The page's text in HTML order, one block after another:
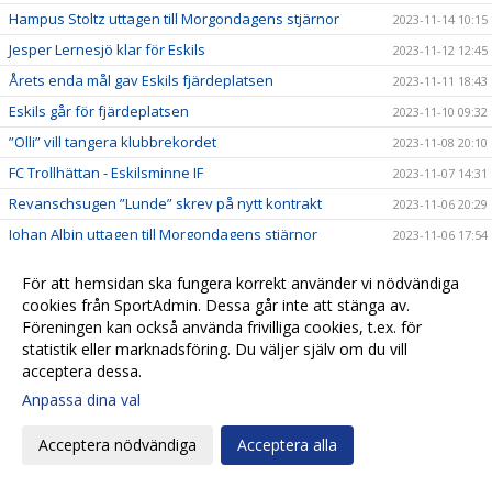
Hampus Stoltz uttagen till Morgondagens stjärnor 2023-11-14 10:15
Jesper Lernesjö klar för Eskils 2023-11-12 12:45
Årets enda mål gav Eskils fjärdeplatsen 2023-11-11 18:43
Eskils går för fjärdeplatsen 2023-11-10 09:32
”Olli” vill tangera klubbrekordet 2023-11-08 20:10
FC Trollhättan - Eskilsminne IF 2023-11-07 14:31
Revanschsugen ”Lunde” skrev på nytt kontrakt 2023-11-06 20:29
Johan Albin uttagen till Morgondagens stjärnor 2023-11-06 17:54
Reinholdsson tillbaka i skadedrabbat Eskils 2023-11-03 09:57
Imponerande säsong av ”Bobbe" 2023-11-01 20:54
Ingen tvekan för Casper Seger 2023-10-31 21:00
Eskilsminne IF - Lunds BK
Lagkaptenen signerade nytt kontrakt
För att hemsidan ska fungera korrekt använder vi nödvändiga
cookies från SportAdmin. Dessa går inte att stänga av.
Föreningen kan också använda frivilliga cookies, t.ex. för
statistik eller marknadsföring. Du väljer själv om du vill
acceptera dessa.
Anpassa dina val
Acceptera nödvändiga Acceptera alla